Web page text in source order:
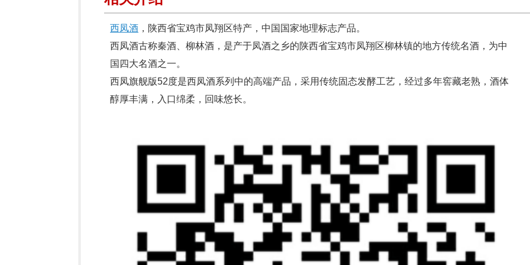
西凤酒 ，陕西省宝鸡市凤翔区特产，中国国家地理标志产品。
西凤酒古称秦酒、柳林酒，是产于凤酒之乡的陕西省宝鸡市凤翔区柳林镇的地方传统名酒，为中
国四大名酒之一。
西凤旗舰版52度是西凤酒系列中的高端产品，采用传统固态发酵工艺，经过多年窖藏老熟，酒体
醇厚丰满，入口绵柔，回味悠长。